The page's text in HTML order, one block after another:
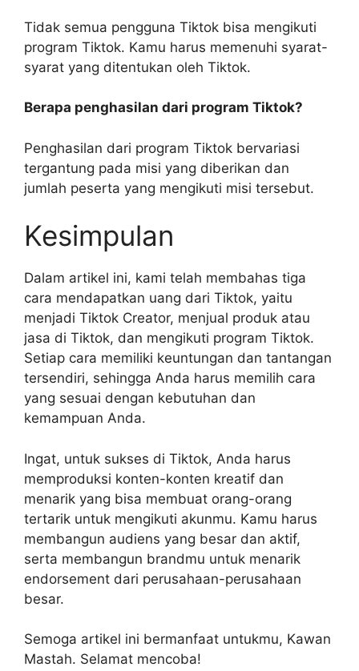
Tidak semua pengguna Tiktok bisa mengikuti
program Tiktok. Kamu harus memenuhi syarat-
syarat yang ditentukan oleh Tiktok.
Berapa penghasilan dari program Tiktok?
Penghasilan dari program Tiktok bervariasi
tergantung pada misi yang diberikan dan
jumlah peserta yang mengikuti misi tersebut.
Kesimpulan
Dalam artikel ini, kami telah membahas tiga
cara mendapatkan uang dari Tiktok, yaitu
menjadi Tiktok Creator, menjual produk atau
jasa di Tiktok, dan mengikuti program Tiktok.
Setiap cara memiliki keuntungan dan tantangan
tersendiri, sehingga Anda harus memilih cara
yang sesuai dengan kebutuhan dan
kemampuan Anda.
Ingat, untuk sukses di Tiktok, Anda harus
memproduksi konten-konten kreatif dan
menarik yang bisa membuat orang-orang
tertarik untuk mengikuti akunmu. Kamu harus
membangun audiens yang besar dan aktif,
serta membangun brandmu untuk menarik
endorsement dari perusahaan-perusahaan
besar.
Semoga artikel ini bermanfaat untukmu, Kawan
Mastah. Selamat mencoba!